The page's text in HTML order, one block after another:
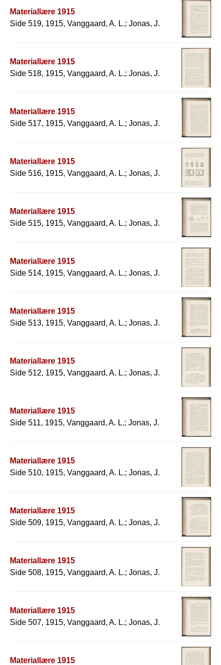
Materiallære 1915
Side 519, 1915, Vanggaard, A. L.; Jonas, J.
Materiallære 1915
Side 518, 1915, Vanggaard, A. L.; Jonas, J.
Materiallære 1915
Side 517, 1915, Vanggaard, A. L.; Jonas, J.
Materiallære 1915
Side 516, 1915, Vanggaard, A. L.; Jonas, J.
Materiallære 1915
Side 515, 1915, Vanggaard, A. L.; Jonas, J.
Materiallære 1915
Side 514, 1915, Vanggaard, A. L.; Jonas, J.
Materiallære 1915
Side 513, 1915, Vanggaard, A. L.; Jonas, J.
Materiallære 1915
Side 512, 1915, Vanggaard, A. L.; Jonas, J.
Materiallære 1915
Side 511, 1915, Vanggaard, A. L.; Jonas, J.
Materiallære 1915
Side 510, 1915, Vanggaard, A. L.; Jonas, J.
Materiallære 1915
Side 509, 1915, Vanggaard, A. L.; Jonas, J.
Materiallære 1915
Side 508, 1915, Vanggaard, A. L.; Jonas, J.
Materiallære 1915
Side 507, 1915, Vanggaard, A. L.; Jonas, J.
Materiallære 1915